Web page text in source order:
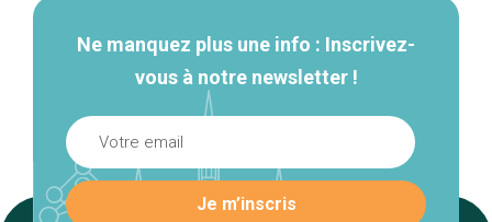
Ne manquez plus une info : Inscrivez-
vous à notre newsletter !